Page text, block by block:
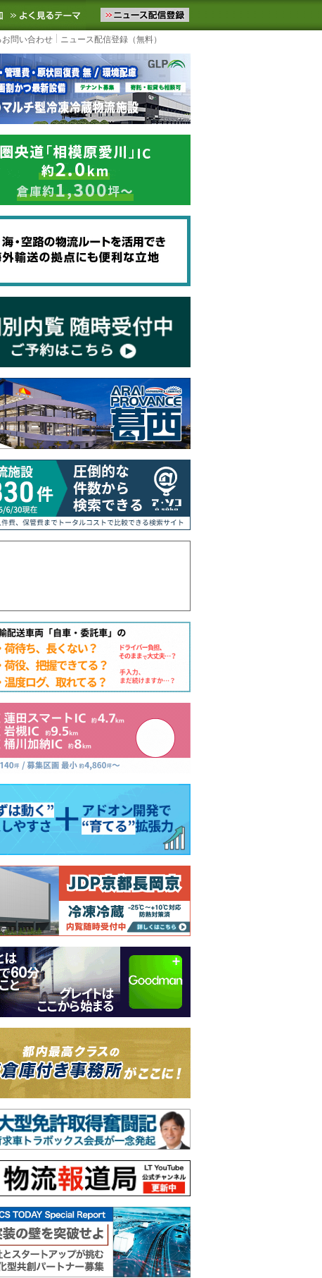
ュースをお届けします。物流ニュースメール配信を登録す
お気に入りに追加 よく見るテーマ
問い合わせ ニュース配信登録（無料）